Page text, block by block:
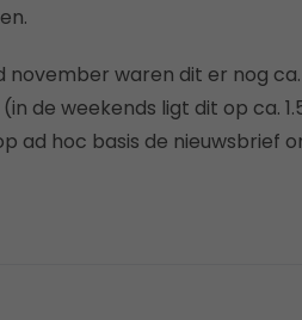
november waren dit er nog ca.
de weekends ligt dit op ca.
ad hoc basis de nieuwsbrief